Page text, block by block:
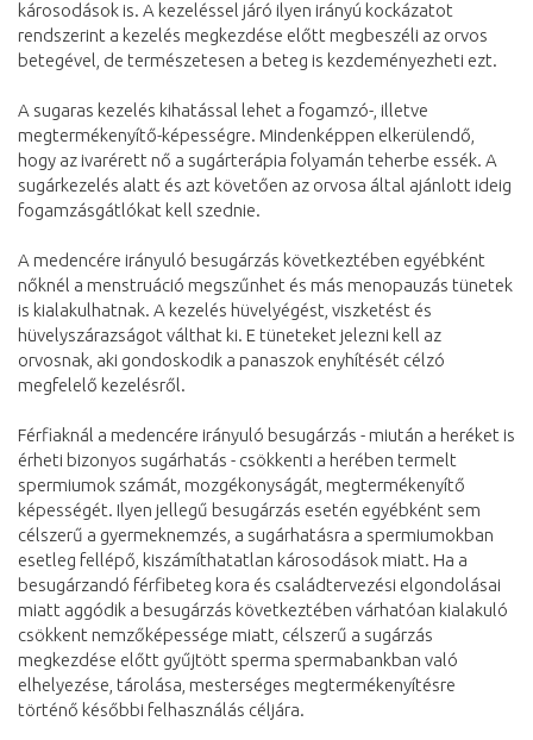
károsodások is. A kezeléssel járó ilyen irányú kockázatot
rendszerint a kezelés megkezdése előtt megbeszéli az orvos
betegével, de természetesen a beteg is kezdeményezheti ezt.
A sugaras kezelés kihatással lehet a fogamzó-, illetve
megtermékenyítő-képességre. Mindenképpen elkerülendő,
hogy az ivarérett nő a sugárterápia folyamán teherbe essék. A
sugárkezelés alatt és azt követően az orvosa által ajánlott ideig
fogamzásgátlókat kell szednie.
A medencére irányuló besugárzás következtében egyébként
nőknél a menstruáció megszűnhet és más menopauzás tünetek
is kialakulhatnak. A kezelés hüvelyégést, viszketést és
hüvelyszárazságot válthat ki. E tüneteket jelezni kell az
orvosnak, aki gondoskodik a panaszok enyhítését célzó
megfelelő kezelésről.
Férfiaknál a medencére irányuló besugárzás - miután a heréket is
érheti bizonyos sugárhatás - csökkenti a herében termelt
spermiumok számát, mozgékonyságát, megtermékenyítő
képességét. Ilyen jellegű besugárzás esetén egyébként sem
célszerű a gyermeknemzés, a sugárhatásra a spermiumokban
esetleg fellépő, kiszámíthatatlan károsodások miatt. Ha a
besugárzandó férfibeteg kora és családtervezési elgondolásai
miatt aggódik a besugárzás következtében várhatóan kialakuló
csökkent nemzőképessége miatt, célszerű a sugárzás
megkezdése előtt gyűjtött sperma spermabankban való
elhelyezése, tárolása, mesterséges megtermékenyítésre
történő későbbi felhasználás céljára.